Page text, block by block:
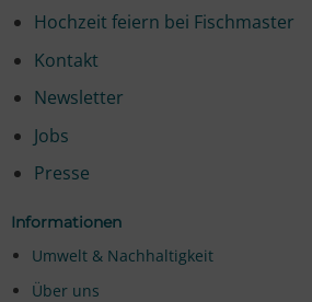
Hochzeit feiern bei Fischmaster
Kontakt
Newsletter
Jobs
Presse
Informationen
Umwelt & Nachhaltigkeit
Über uns